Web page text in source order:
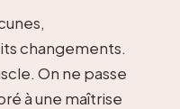
changements.
On ne passe
à une maîtrise